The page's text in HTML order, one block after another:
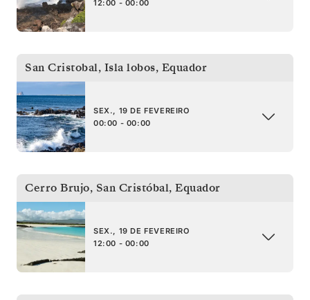
12:00 - 00:00
San Cristobal, Isla lobos, Equador
SEX., 19 DE FEVEREIRO
00:00 - 00:00
Cerro Brujo, San Cristóbal, Equador
SEX., 19 DE FEVEREIRO
12:00 - 00:00